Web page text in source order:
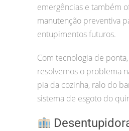
emergências e também
manutenção preventiva
entupimentos futuros.
Com tecnologia de
resolvemos o problema
pia da cozinha, ralo do
sistema de esgoto do